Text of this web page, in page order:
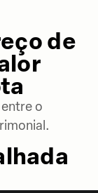
de
o